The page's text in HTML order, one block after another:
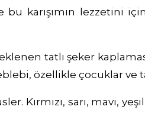
bu karışımın lezzetini
tatlı şeker
özellikle çocuklar ve
Kırmızı, sarı, mavi,